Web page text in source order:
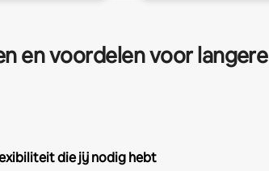
en voordelen voor
die jij nodig hebt